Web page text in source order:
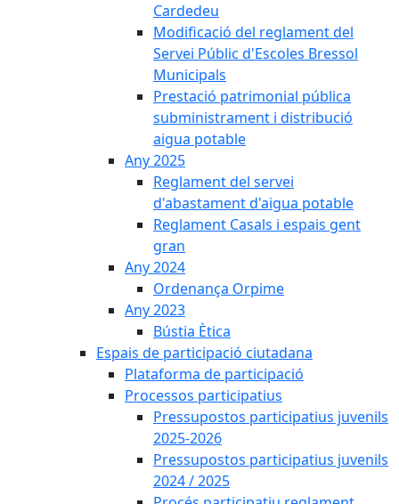
Cardedeu
Modificació del reglament del
Servei Públic d'Escoles Bressol
Municipals
Prestació patrimonial pública
subministrament i distribució
aigua potable
Any 2025
Reglament del servei
d'abastament d'aigua potable
Reglament Casals i espais gent
gran
Any 2024
Ordenança Orpime
Any 2023
Bústia Ètica
Espais de participació ciutadana
Plataforma de participació
Processos participatius
Pressupostos participatius juvenils
2025-2026
Pressupostos participatius juvenils
2024 / 2025